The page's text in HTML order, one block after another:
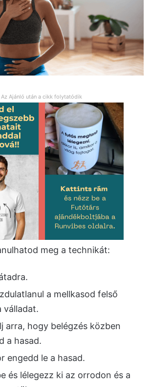
Az Ajánló után a cikk folytatódik
meg a technikát:
a mellkasod felső
válladat.
arra, hogy belégzés közben
a hasad.
engedd le a hasad.
és lélegezz ki az orrodon és a